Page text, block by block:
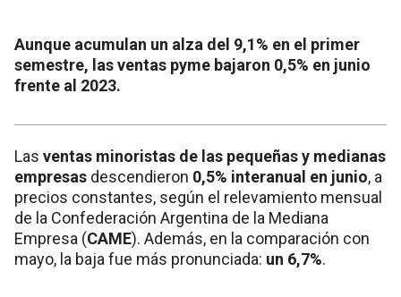
Aunque acumulan un alza del 9,1% en el primer
semestre, las ventas pyme bajaron 0,5% en junio
frente al 2023.
Las ventas minoristas de las pequeñas y medianas
empresas descendieron 0,5% interanual en junio, a
precios constantes, según el relevamiento mensual
de la Confederación Argentina de la Mediana
Empresa (CAME). Además, en la comparación con
mayo, la baja fue más pronunciada: un 6,7%.